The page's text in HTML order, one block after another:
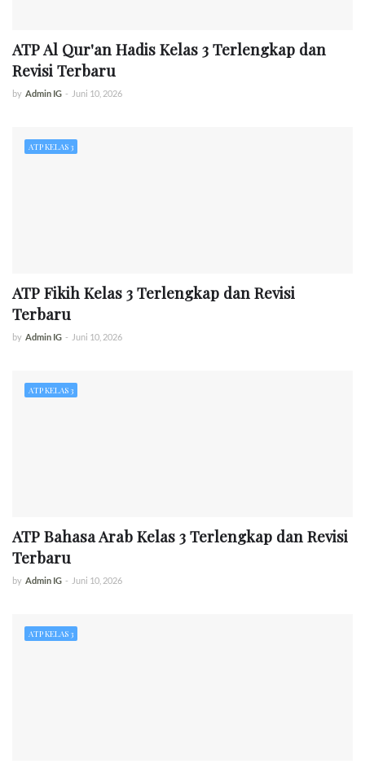
ATP Al Qur'an Hadis Kelas 3 Terlengkap dan
Revisi Terbaru
by Admin IG - Juni 10, 2026
ATP KELAS 3
ATP Fikih Kelas 3 Terlengkap dan Revisi
Terbaru
by Admin IG - Juni 10, 2026
ATP KELAS 3
ATP Bahasa Arab Kelas 3 Terlengkap dan Revisi
Terbaru
by Admin IG - Juni 10, 2026
ATP KELAS 3